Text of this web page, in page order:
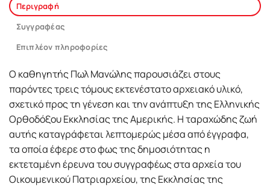
Περιγραφή
Συγγραφέας
Επιπλέον πληροφορίες
Ο καθηγητής Πωλ Μανώλης παρουσιάζει στους
παρόντες τρεις τόμους εκτενέστατο αρχειακό υλικό,
σχετικό προς τη γένεση και την ανάπτυξη της Ελληνικής
Ορθοδόξου Εκκλησίας της Αμερικής. Η ταραχώδης ζωή
αυτής καταγράφεται λεπτομερώς μέσα από έγγραφα,
τα οποία έφερε στο φως της δημοσιότητας η
εκτεταμένη έρευνα του συγγραφέως στα αρχεία του
Οικουμενικού Πατριαρχείου, της Εκκλησίας της